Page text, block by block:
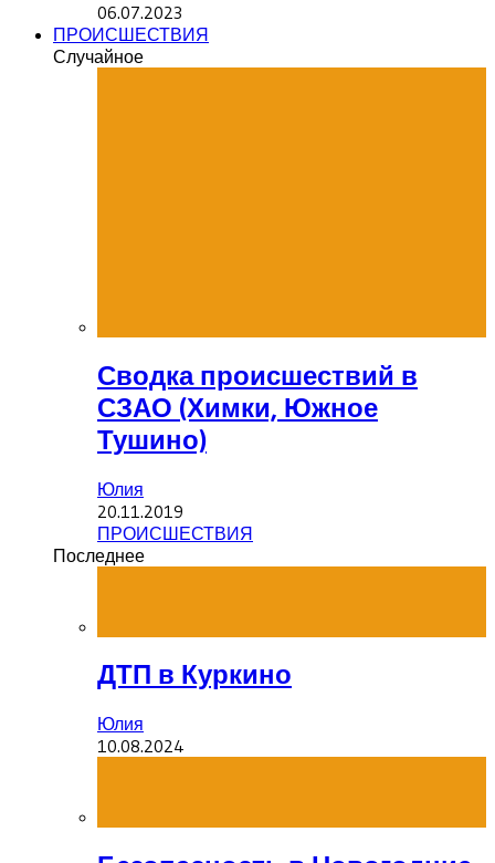
06.07.2023
ПРОИСШЕСТВИЯ
Случайное
Сводка происшествий в
СЗАО (Химки, Южное
Тушино)
Юлия
20.11.2019
ПРОИСШЕСТВИЯ
Последнее
ДТП в Куркино
Юлия
10.08.2024